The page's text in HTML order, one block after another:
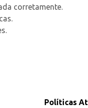
corretamente.
Políticas